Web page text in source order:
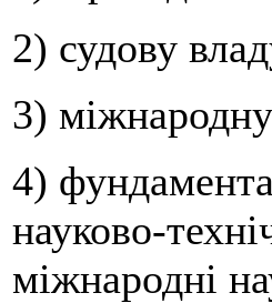
2) судову
3) міжнародну
4)
науково-
міжнародні